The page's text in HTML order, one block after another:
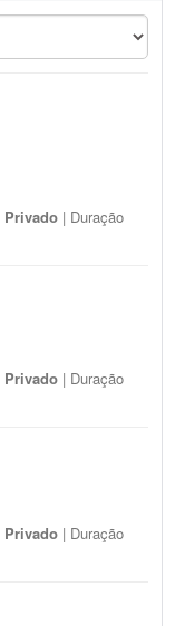
Privado | Duração
Privado | Duração
Privado | Duração